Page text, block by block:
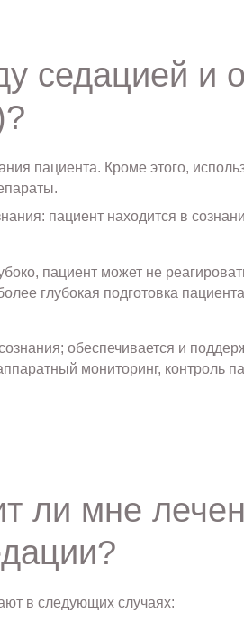
седацией и
пациента. Кроме этого,
пациент находится в
пациент может не
глубокая подготовка
обеспечивается и
мониторинг, контроль
ли мне
в следующих случаях: